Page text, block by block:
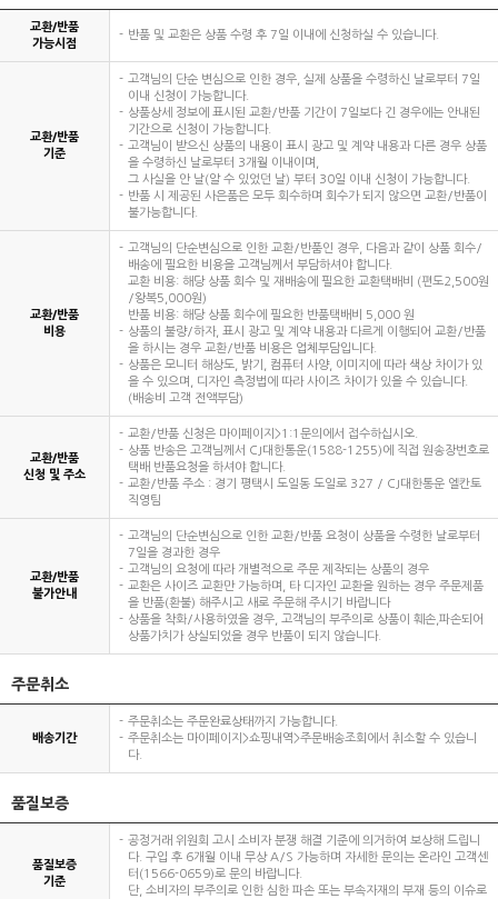
교환/반품
가능시점
반품 및 교환은 상품 수령 후 7일 이내에 신청하실 수 있습니다.
교환/반품
기준
고객님의 단순 변심으로 인한 경우, 실제 상품을 수령하신 날로부터 7일
이내 신청이 가능합니다.
상품상세 정보에 표시된 교환/반품 기간이 7일보다 긴 경우에는 안내된
기간으로 신청이 가능합니다.
고객님이 받으신 상품의 내용이 표시 광고 및 계약 내용과 다른 경우 상품
을 수령하신 날로부터 3개월 이내이며,
그 사실을 안 날(알 수 있었던 날) 부터 30일 이내 신청이 가능합니다.
반품 시 제공된 사은품은 모두 회수하며 회수가 되지 않으면 교환/반품이
불가능합니다.
교환/반품
비용
고객님의 단순변심으로 인한 교환/반품인 경우, 다음과 같이 상품 회수/
배송에 필요한 비용을 고객님께서 부담하셔야 합니다.
교환 비용: 해당 상품 회수 및 재배송에 필요한 교환택배비 (편도2,500원
/왕복5,000원)
반품 비용: 해당 상품 회수에 필요한 반품택배비 5,000 원
상품의 불량/하자, 표시 광고 및 계약 내용과 다르게 이행되어 교환/반품
을 하시는 경우 교환/반품 비용은 업체부담입니다.
상품은 모니터 해상도, 밝기, 컴퓨터 사양, 이미지에 따라 색상 차이가 있
을 수 있으며, 디자인 측정법에 따라 사이즈 차이가 있을 수 있습니다.
(배송비 고객 전액부담)
교환/반품
신청 및 주소
교환/반품 신청은 마이페이지>1:1문의에서 접수하십시오.
상품 반송은 고객님께서 CJ대한통운(1588-1255)에 직접 원송장번호로
택배 반품요청을 하셔야 합니다.
교환/반품 주소 : 경기 평택시 도일동 도일로 327 / CJ대한통운 엘칸토
직영팀
교환/반품
불가안내
고객님의 단순변심으로 인한 교환/반품 요청이 상품을 수령한 날로부터
7일을 경과한 경우
고객님의 요청에 따라 개별적으로 주문 제작되는 상품의 경우
교환은 사이즈 교환만 가능하며, 타 디자인 교환을 원하는 경우 주문제품
을 반품(환불) 해주시고 새로 주문해 주시기 바랍니다
상품을 착화/사용하였을 경우, 고객님의 부주의로 상품이 훼손,파손되어
상품가치가 상실되었을 경우 반품이 되지 않습니다.
주문취소
배송기간
주문취소는 주문완료상태까지 가능합니다.
주문취소는 마이페이지>쇼핑내역>주문배송조회에서 취소할 수 있습니
다.
품질보증
품질보증
기준
공정거래 위원회 고시 소비자 분쟁 해결 기준에 의거하여 보상해 드립니
다. 구입 후 6개월 이내 무상 A/S 가능하며 자세한 문의는 온라인 고객센
터(1566-0659)로 문의 바랍니다.
단, 소비자의 부주의로 인한 심한 파손 또는 부속자재의 부재 등의 이슈로